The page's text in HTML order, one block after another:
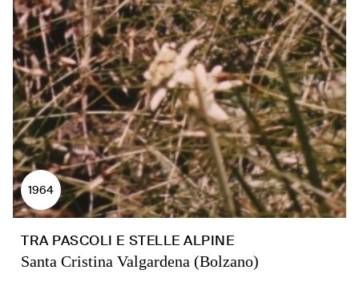
1964
TRA PASCOLI E STELLE ALPINE
Santa Cristina Valgardena (Bolzano)